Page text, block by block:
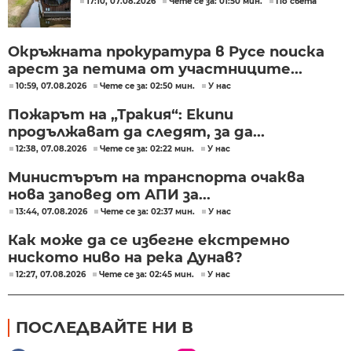
Окръжната прокуратура в Русе поиска
арест за петима от участниците...
10:59, 07.08.2026 Чете се за: 02:50 мин. У нас
Пожарът на „Тракия“: Екипи
продължават да следят, за да...
12:38, 07.08.2026 Чете се за: 02:22 мин. У нас
Министърът на транспорта очаква
нова заповед от АПИ за...
13:44, 07.08.2026 Чете се за: 02:37 мин. У нас
Как може да се избегне екстремно
ниското ниво на река Дунав?
12:27, 07.08.2026 Чете се за: 02:45 мин. У нас
ПОСЛЕДВАЙТЕ НИ В